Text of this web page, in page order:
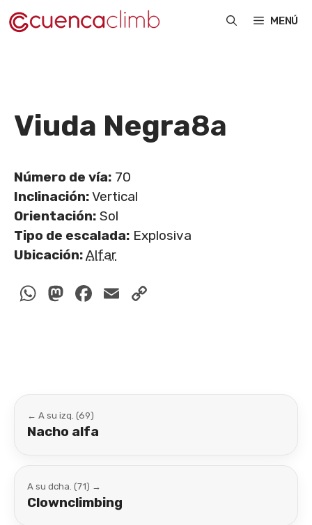
Saltar
al
MENÚ
Viuda Negra8a
Número de vía: 70
Inclinación:Vertical
Orientación: Sol
Tipo de escalada: Explosiva
Ubicación:Alfar
WhatsApp
Mastodon
Facebook
Email
← A su izq. (69)
Nacho alfa
A su dcha. (71) →
Clownclimbing